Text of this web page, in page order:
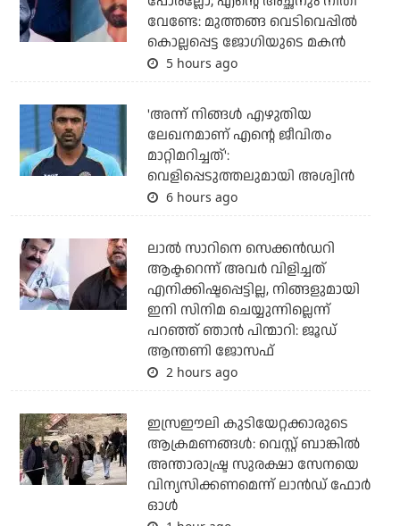
വേണ്ടേ: മുത്തങ്ങ വെടിവെപ്പില്‍
കൊല്ലപ്പെട്ട ജോഗിയുടെ മകന്‍
5 hours ago
'അന്ന് നിങ്ങള്‍ എഴുതിയ
ലേഖനമാണ് എന്റെ ജീവിതം
മാറ്റിമറിച്ചത്':
വെളിപ്പെടുത്തലുമായി അശ്വിന്‍
6 hours ago
ലാല്‍ സാറിനെ സെക്കന്‍ഡറി
ആക്ടറെന്ന് അവര്‍ വിളിച്ചത്
എനിക്കിഷ്ടപ്പെട്ടില്ല, നിങ്ങളുമായി
ഇനി സിനിമ ചെയ്യുന്നില്ലെന്ന്
പറഞ്ഞ് ഞാന്‍ പിന്മാറി: ജൂഡ്
ആന്തണി ജോസഫ്
2 hours ago
ഇസ്രഈലി കുടിയേറ്റക്കാരുടെ
ആക്രമണങ്ങള്‍: വെസ്റ്റ് ബാങ്കില്‍
അന്താരാഷ്ട്ര സുരക്ഷാ സേനയെ
വിന്യസിക്കണമെന്ന് ലാന്‍ഡ് ഫോര്‍
ഓള്‍